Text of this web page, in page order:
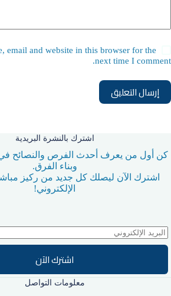
email and website in this browser for the
next time I comment.
إرسال التعليق
اشترك بالنشرة البريدية
كن أول من يعرف أحدث الفرص والنصائح
وبناء الفرق.
اشترك الآن ليصلك كل جديد من ركيز
الإلكتروني!
اشترك الآن
معلومات التواصل